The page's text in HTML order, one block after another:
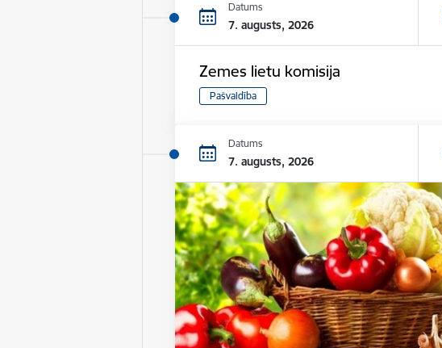
Datums
7. augusts, 2026
Zemes lietu komisija
Pašvaldība
Datums
7. augusts, 2026